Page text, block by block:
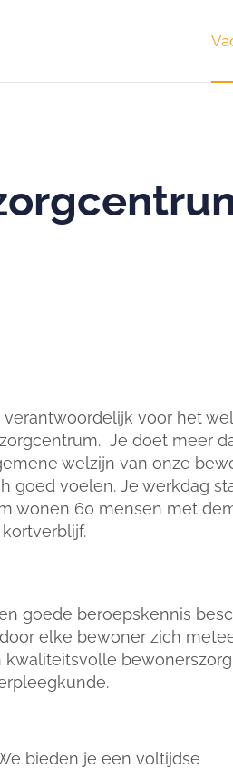
voor het
Je doet meer
welzijn van onze
goed voelen. Je werkdag
wonen 60 mensen met
goede beroepskennis
elke bewoner zich
bieden je een voltijdse